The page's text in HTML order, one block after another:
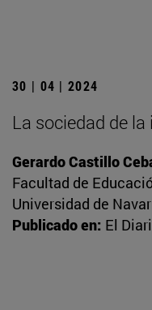
30 | 04 | 2024
La sociedad de
Gerardo Castillo
Facultad de
Universidad de
Publicado en: El